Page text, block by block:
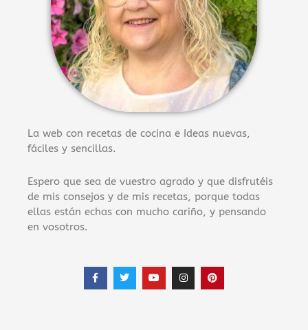
La web con recetas de cocina e Ideas nuevas,
fáciles y sencillas.
Espero que sea de vuestro agrado y que disfrutéis
de mis consejos y de mis recetas, porque todas
ellas están echas con mucho cariño, y pensando
en vosotros.
F
a
c
T
w
i
Y
o
u
I
n
s
P
i
n